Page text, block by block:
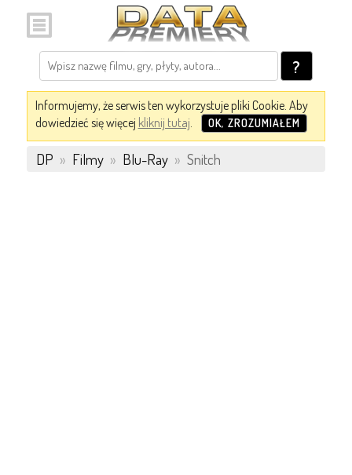
?
Informujemy, że serwis ten wykorzystuje pliki Cookie. Aby
dowiedzieć się więcej kliknij tutaj. OK, ZROZUMIAŁEM
DP » Filmy » Blu-Ray » Snitch